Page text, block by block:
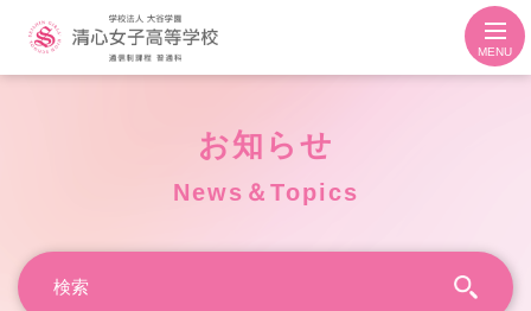
MENU
お知らせ
News＆Topics